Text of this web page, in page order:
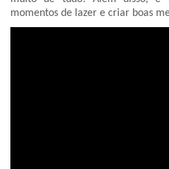
momentos de lazer e criar boas